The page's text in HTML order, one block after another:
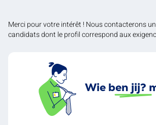
Merci pour votre intérêt ! Nous contacterons
candidats dont le profil correspond aux
Wie ben jij?